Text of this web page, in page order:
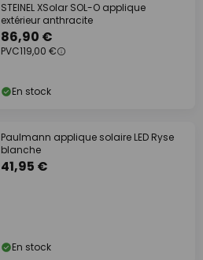
STEINEL XSolar SOL-O applique
extérieur anthracite
86,90 €
PVC119,00 €
En stock
Paulmann applique solaire LED Ryse
blanche
41,95 €
En stock